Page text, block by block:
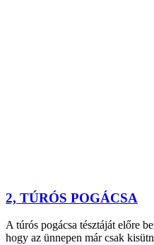
2, TÚRÓS POGÁCSA
A túrós pogácsa tésztáját előre
hogy az ünnepen már csak